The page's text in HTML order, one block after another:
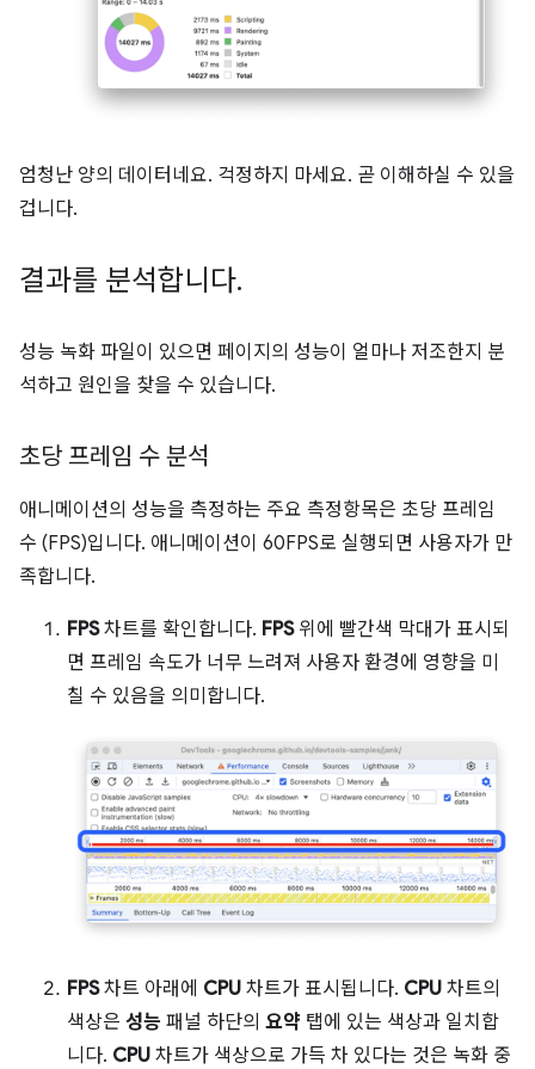
엄청난 양의 데이터네요. 걱정하지 마세요. 곧 이해하실 수 있을
겁니다.
결과를 분석합니다.
성능 녹화 파일이 있으면 페이지의 성능이 얼마나 저조한지 분
석하고 원인을 찾을 수 있습니다.
초당 프레임 수 분석
애니메이션의 성능을 측정하는 주요 측정항목은 초당 프레임
수 (FPS)입니다. 애니메이션이 60FPS로 실행되면 사용자가 만
족합니다.
FPS차트를 확인합니다. FPS위에 빨간색 막대가 표시되
면 프레임 속도가 너무 느려져 사용자 환경에 영향을 미
칠 수 있음을 의미합니다.
FPS차트 아래에 CPU 차트가 표시됩니다. CPU 차트의
색상은 성능 패널 하단의 요약 탭에 있는 색상과 일치합
니다. CPU 차트가 색상으로 가득 차 있다는 것은 녹화 중